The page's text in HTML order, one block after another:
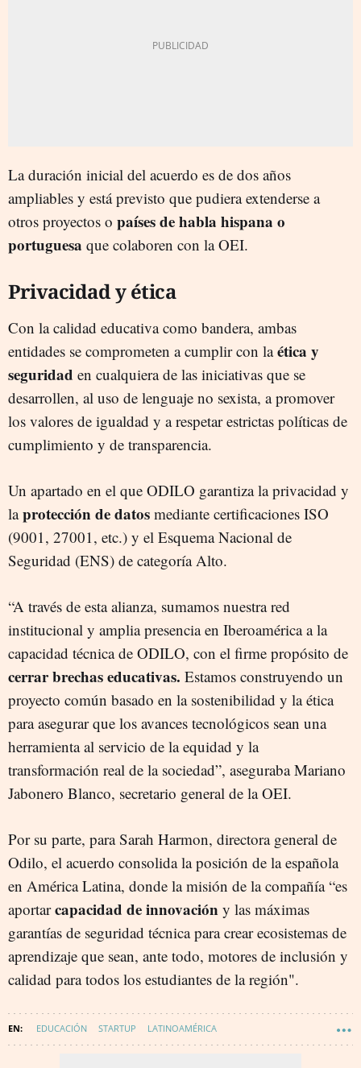
La duración inicial del acuerdo es de dos años
ampliables y está previsto que pudiera extenderse a
otros proyectos o países de habla hispana o
portuguesa que colaboren con la OEI.
Privacidad y ética
Con la calidad educativa como bandera, ambas
entidades se comprometen a cumplir con laética y
seguridad en cualquiera de las iniciativas que se
desarrollen, al uso de lenguaje no sexista, a promover
los valores de igualdad y a respetar estrictas políticas de
cumplimiento y de transparencia.
Un apartado en el que ODILO garantiza la privacidad y
laprotección de datos mediante certificaciones ISO
(9001, 27001, etc.) y el Esquema Nacional de
Seguridad (ENS) de categoría Alto.
“A través de esta alianza, sumamos nuestra red
institucional y amplia presencia en Iberoamérica a la
capacidad técnica de ODILO, con el firme propósito de
cerrar brechas educativas. Estamos construyendo un
proyecto común basado en la sostenibilidad y la ética
para asegurar que los avances tecnológicos sean una
herramienta al servicio de la equidad y la
transformación real de la sociedad”, aseguraba Mariano
Jabonero Blanco, secretario general de la OEI.
Por su parte, para Sarah Harmon, directora general de
Odilo, el acuerdo consolida la posición de la española
en América Latina, donde la misión de la compañía “es
aportarcapacidad de innovación y las máximas
garantías de seguridad técnica para crear ecosistemas de
aprendizaje que sean, ante todo, motores de inclusión y
calidad para todos los estudiantes de la región".
EDUCACIÓN STARTUP LATINOAMÉRICA